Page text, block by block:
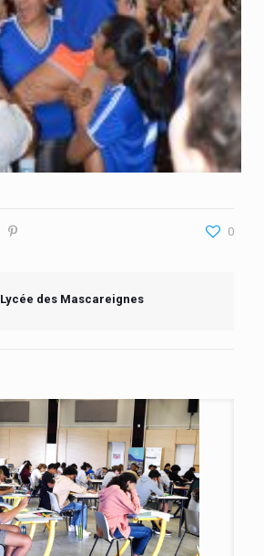
0
Lycée des Mascareignes